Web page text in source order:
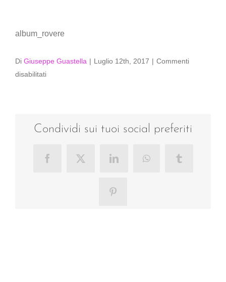
album_rovere
Di Giuseppe Guastella | Luglio 12th, 2017 | Commenti
disabilitatisu
Condividi sui tuoi social preferiti
FacebookX LinkedInWhatsAppTumblr
Pinterest